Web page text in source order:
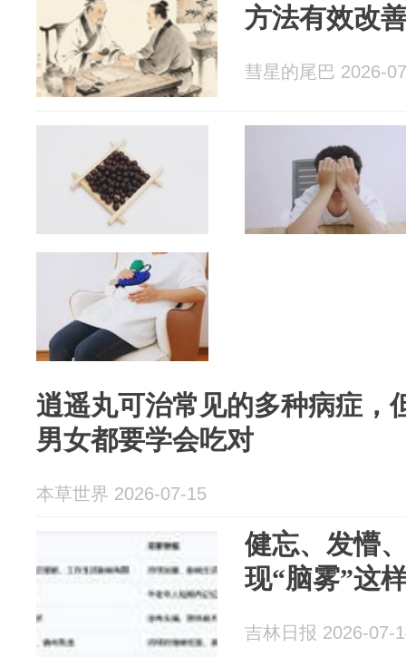
方法有效改
彗星的尾巴 2026-
逍遥丸可治常见的多种病症，
男女都要学会吃对
本草世界 2026-07-15
健忘、发懵
现“脑雾”这
吉林日报 2026-07-